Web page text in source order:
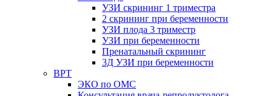
УЗИ скрининг 1 триместра
2 скрининг при беременности
УЗИ плода 3 триместр
УЗИ при беременности
Пренатальный скрининг
3Д УЗИ при беременности
ВРТ
ЭКО по ОМС